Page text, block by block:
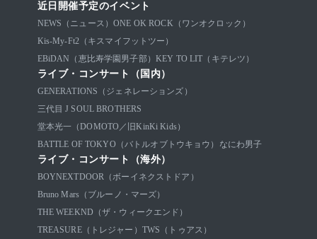
近日開催予定のイベント
NEWS（ニュース） ONE OK ROCK（ワンオクロック）
Kis-My-Ft2（キスマイフットツー）
EBiDAN（恵比寿学園男子部） KEY TO LIT（キテレツ）
ライブ・コンサート（国内）
GENERATIONS（ジェネレーションズ）
三代目 J SOUL BROTHERS
堂本光一（DOMOTO／旧KinKi Kids）
BATTLE OF TOKYO（バトルオブトウキョウ）
なにわ男子
ライブ・コンサート（海外）
BOYNEXTDOOR（ボーイネクストドア）
Bruno Mars（ブルーノ・マーズ）
THE WEEKND（ザ・ウィークエンド）
TREASURE（トレジャー） TWS（トゥアス）